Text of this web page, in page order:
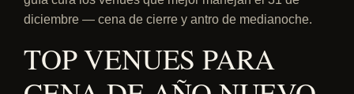
diciembre — cena de cierre y antro de medianoche.
TOP VENUES PARA